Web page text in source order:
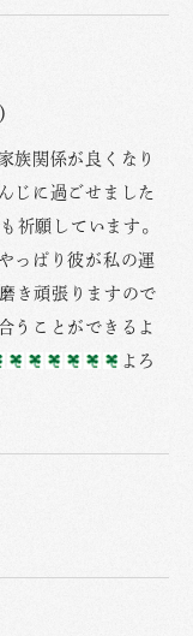
)
族関係が良くなり
じに過ごせました
祈願しています。
っぱり彼が私の運
き頑張りますので
うことができるよ
よろ